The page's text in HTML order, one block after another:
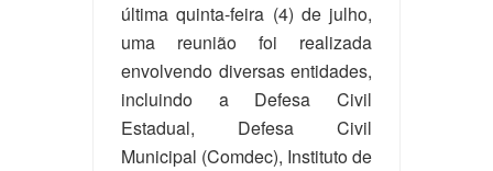
última quinta-feira (4) de julho,
uma reunião foi realizada
envolvendo diversas entidades,
incluindo a Defesa Civil
Estadual, Defesa Civil
Municipal (Comdec), Instituto de